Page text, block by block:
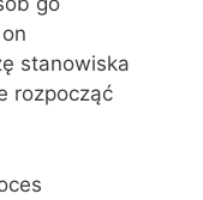
stanowiska
rozpocząć